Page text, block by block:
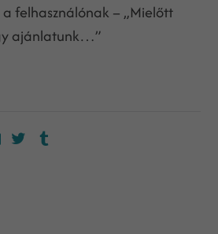
felhasználónak – „Mielőtt
ajánlatunk…”